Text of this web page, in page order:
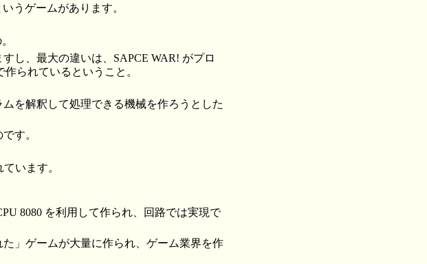
うゲームがあります。
し、最大の違いは、SAPCE WAR! がプロ
られているということ。
を解釈して処理できる機械を作ろうとした
す。
います。
8080 を利用して作られ、回路では実現で
」ゲームが大量に作られ、ゲーム業界を作